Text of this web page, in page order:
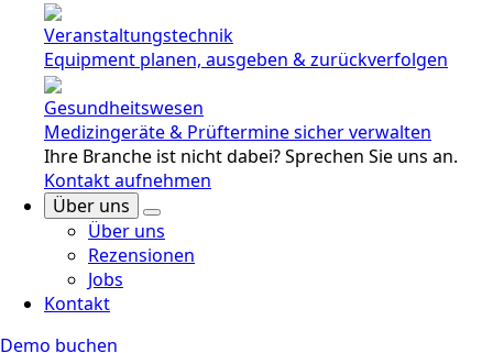
Veranstaltungstechnik
Equipment planen, ausgeben & zurückverfolgen
Gesundheitswesen
Medizingeräte & Prüftermine sicher verwalten
Ihre Branche ist nicht dabei? Sprechen Sie uns an.
Kontakt aufnehmen
Über uns
Über uns
Rezensionen
Jobs
Kontakt
Demo buchen